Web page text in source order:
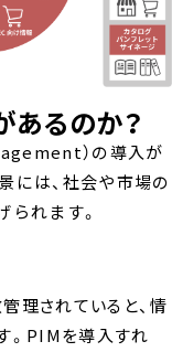
るのか？
）の導入が
には、社会や市場の
れます。
理されていると、情
。PIMを導入すれ